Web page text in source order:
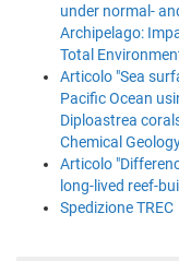
under normal-
Archipelago:
Total
Articolo "Sea
Pacific Ocean
Diploastrea
Chemical
Articolo
long-lived reef-
Spedizione TREC